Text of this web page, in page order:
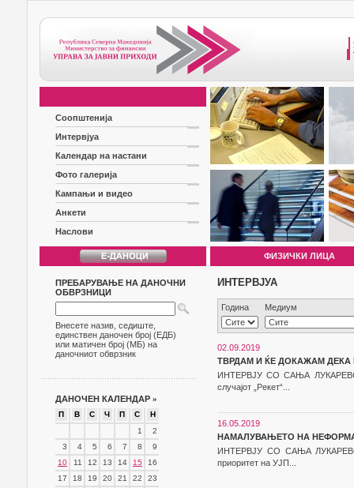
Соопштенија
Интервјуа
Календар на настани
Фото галерија
Кампањи и видео
Анкети
Наслови
ФИЗИЧКИ ЛИЦА
ПРЕБАРУВАЊЕ НА ДАНОЧНИ
ОБВРЗНИЦИ
Внесете назив, седиште,
единствен даночен број (ЕДБ)
или матичен број (МБ) на
даночниот обврзник
ДАНОЧЕН КАЛЕНДАР »
П В С Ч П С
Н
1
2
3
4 5 6 7 8
9
10
11 12 13 14 15
16
17
18 19 20 21 22
23
ИНТЕРВЈУА
Година Медиум
02.09.2019
ТВРДАМ И ЌЕ ДОКАЖАМ ДЕКА
ИНТЕРВЈУ СО САЊА
случајот „Рекет“...
16.05.2019
НАМАЛУВАЊЕТО НА
ИНТЕРВЈУ СО САЊА
приоритет на УЈП...